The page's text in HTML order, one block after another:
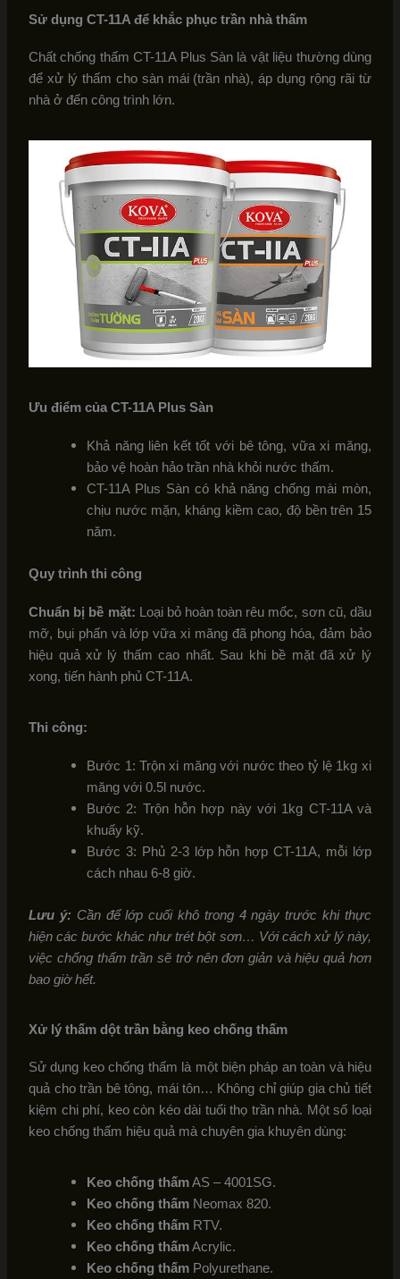
Sử dụng CT-11A để khắc phục trần nhà thấm
Chất chống thấm CT-11A Plus Sàn là vật liệu thường dùng
để xử lý thấm cho sàn mái (trần nhà), áp dụng rộng rãi từ
nhà ở đến công trình lớn.
Ưu điểm của CT-11A Plus Sàn
Khả năng liên kết tốt với bê tông, vữa xi măng,
bảo vệ hoàn hảo trần nhà khỏi nước thấm.
CT-11A Plus Sàn có khả năng chống mài mòn,
chịu nước mặn, kháng kiềm cao, độ bền trên 15
năm.
Quy trình thi công
Chuẩn bị bề mặt: Loại bỏ hoàn toàn rêu mốc, sơn cũ, dầu
mỡ, bụi phấn và lớp vữa xi măng đã phong hóa, đảm bảo
hiệu quả xử lý thấm cao nhất. Sau khi bề mặt đã xử lý
xong, tiến hành phủ CT-11A.
Thi công:
Bước 1: Trộn xi măng với nước theo tỷ lệ 1kg xi
măng với 0.5l nước.
Bước 2: Trộn hỗn hợp này với 1kg CT-11A và
khuấy kỹ.
Bước 3: Phủ 2-3 lớp hỗn hợp CT-11A, mỗi lớp
cách nhau 6-8 giờ.
Lưu ý: Cần để lớp cuối khô trong 4 ngày trước khi thực
hiện các bước khác như trét bột sơn… Với cách xử lý này,
việc chống thấm trần sẽ trở nên đơn giản và hiệu quả hơn
bao giờ hết.
Xử lý thấm dột trần bằng keo chống thấm
Sử dụng keo chống thấm là một biện pháp an toàn và hiệu
quả cho trần bê tông, mái tôn… Không chỉ giúp gia chủ tiết
kiệm chi phí, keo còn kéo dài tuổi thọ trần nhà. Một số loại
keo chống thấm hiệu quả mà chuyên gia khuyên dùng:
Keo chống thấmAS – 4001SG.
Keo chống thấm Neomax 820.
Keo chống thấm RTV.
Keo chống thấmAcrylic.
Keo chống thấm Polyurethane.